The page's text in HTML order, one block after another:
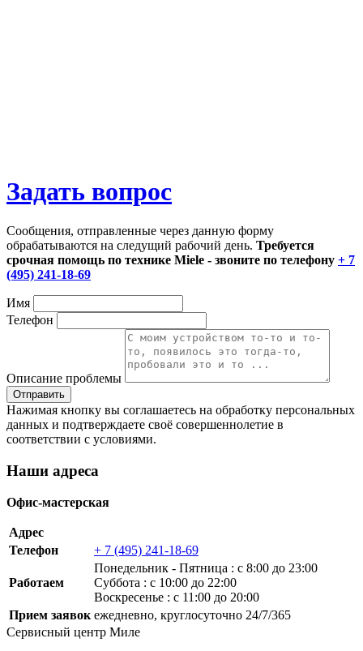
Задать вопрос
Сообщения, отправленные через данную форму
обрабатываются на следущий рабочий день. Требуется
срочная помощь по технике Miele - звоните по телефону + 7
(495) 241-18-69
Имя
Телефон
Описание проблемы
Нажимая кнопку вы соглашаетесь на обработку персональных
данных и подтверждаете своё совершеннолетие в
соответствии с условиями.
Наши адреса
Офис-мастерская
Адрес
Телефон
+ 7 (495) 241-18-69
Работаем
Понедельник ‐ Пятница : с 8:00 до 23:00
Суббота : с 10:00 до 22:00
Воскресенье : с 11:00 до 20:00
Прием заявок ежедневно, круглосуточно 24/7/365
Сервисный центр Миле